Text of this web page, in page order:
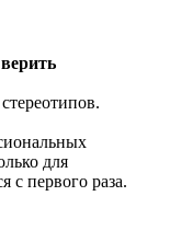
для
с первого раза.